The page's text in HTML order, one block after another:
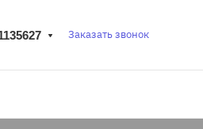
Заказать звонок